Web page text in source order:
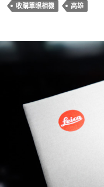
k
收購單眼相機
高雄